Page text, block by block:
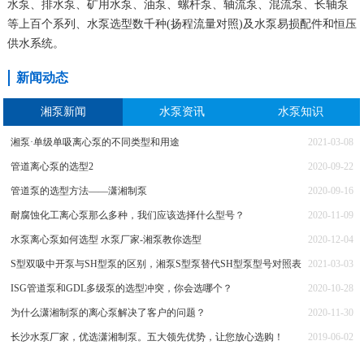
水泵、排水泵、矿用水泵、油泵、螺杆泵、轴流泵、混流泵、长轴泵
等上百个系列、水泵选型数千种(扬程流量对照)及水泵易损配件和恒压
供水系统。
新闻动态
湘泵新闻 水泵资讯 水泵知识
湘泵·单级单吸离心泵的不同类型和用途 2021-03-08
管道离心泵的选型2 2020-09-22
管道泵的选型方法——潇湘制泵 2020-09-16
耐腐蚀化工离心泵那么多种，我们应该选择什么型号？ 2020-11-09
水泵离心泵如何选型 水泵厂家-湘泵教你选型 2020-12-04
S型双吸中开泵与SH型泵的区别，湘泵S型泵替代SH型泵型号对照表 2021-03-03
ISG管道泵和GDL多级泵的选型冲突，你会选哪个？ 2020-10-28
为什么潇湘制泵的离心泵解决了客户的问题？ 2020-11-30
长沙水泵厂家，优选潇湘制泵。五大领先优势，让您放心选购！ 2019-06-02